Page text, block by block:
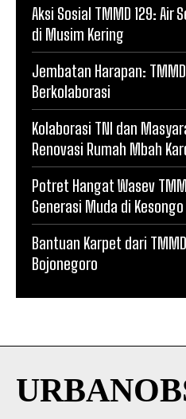
Aksi Sosial TMMD 129: Air
di Musim Kering
Jembatan Harapan:
Berkolaborasi
Kolaborasi TNI dan
Renovasi Rumah Mbah
Potret Hangat Wasev
Generasi Muda di Kesongo
Bantuan Karpet dari
Bojonegoro